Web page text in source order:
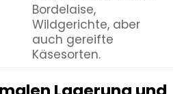
Bordelaise,
Wildgerichte, aber
auch gereifte
Käsesorten.